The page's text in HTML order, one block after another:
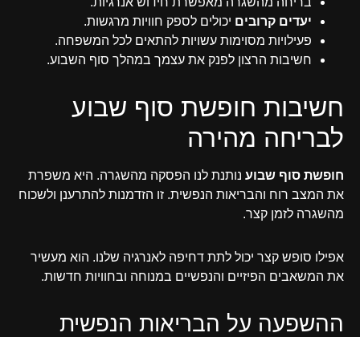
יעדים קרובים יכולים לספק חוויות מרגשות.
פעילויות מסוימות עשויות להתאים לכל המשפחה.
חשיבות הרצון לפנק את עצמך במהלך סוף השבוע.
חשיבות חופשת סוף שבוע
לבריחה מהירה
חופשת סוף שבוע נותנת לנו הפסקה מהשגרה. היא משפרת
את המצב רוח והבריאות הנפשית. זו הזדמנות להתרענן ולשכוח
מהשגרה לזמן קצר.
אפילו סופש קצר יכול לתת דחיפה לאנרגיה שלנו. הוא מעשיר
את המשאבים הפיזיים והנפשיים במנוחה ובחוויות חדשות.
ההשפעה על הבריאות הנפשית